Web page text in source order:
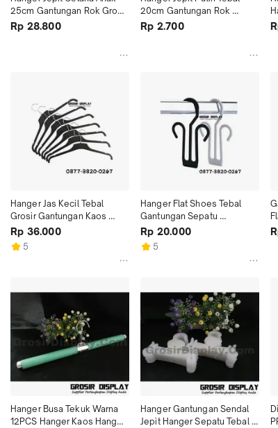
25cm Gantungan Rok Grosir
Hanger Jepit 12PCS
Rp 28.800
20cm Gantungan Rok
Celana Anak Grosir 12PCS
Rp 2.700
Hanger Jas Kecil Tebal
Grosir Gantungan Kaos
Murah Hanger Blazer Murah
Rp 36.000
5
Hanger Flat Shoes Tebal
Gantungan Sepatu
Gantungan Selop ISI 12PCS
Rp 20.000
5
Hanger Busa Tekuk Warna
12PCS Hanger Kaos Hanger
Hanger Gantungan Sendal
Jepit Hanger Sepatu Tebal